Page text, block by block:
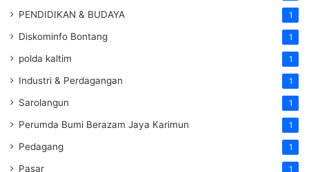
PENDIDIKAN & BUDAYA 1
Diskominfo Bontang 1
polda kaltim 1
Industri & Perdagangan 1
Sarolangun 1
Perumda Bumi Berazam Jaya Karimun 1
Pedagang 1
Pasar 1